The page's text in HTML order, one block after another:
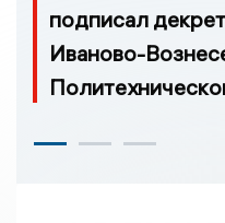
подписал
Иваново-